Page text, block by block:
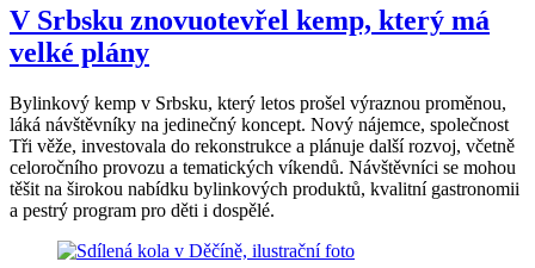
V Srbsku znovuotevřel kemp, který má
velké plány
Bylinkový kemp v Srbsku, který letos prošel výraznou proměnou,
láká návštěvníky na jedinečný koncept. Nový nájemce, společnost
Tři věže, investovala do rekonstrukce a plánuje další rozvoj, včetně
celoročního provozu a tematických víkendů. Návštěvníci se mohou
těšit na širokou nabídku bylinkových produktů, kvalitní gastronomii
a pestrý program pro děti i dospělé.